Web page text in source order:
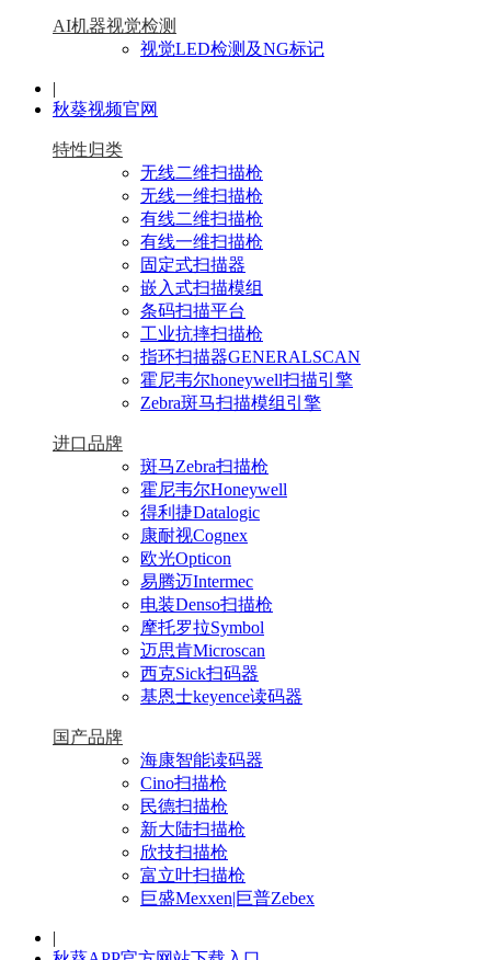
AI机器视觉检测
视觉LED检测及NG标记
|
秋葵视频官网
特性归类
无线二维扫描枪
无线一维扫描枪
有线二维扫描枪
有线一维扫描枪
固定式扫描器
嵌入式扫描模组
条码扫描平台
工业抗摔扫描枪
指环扫描器GENERALSCAN
霍尼韦尔honeywell扫描引擎
Zebra斑马扫描模组引擎
进口品牌
斑马Zebra扫描枪
霍尼韦尔Honeywell
得利捷Datalogic
康耐视Cognex
欧光Opticon
易腾迈Intermec
电装Denso扫描枪
摩托罗拉Symbol
迈思肯Microscan
西克Sick扫码器
基恩士keyence读码器
国产品牌
海康智能读码器
Cino扫描枪
民德扫描枪
新大陆扫描枪
欣技扫描枪
富立叶扫描枪
巨盛Mexxen|巨普Zebex
|